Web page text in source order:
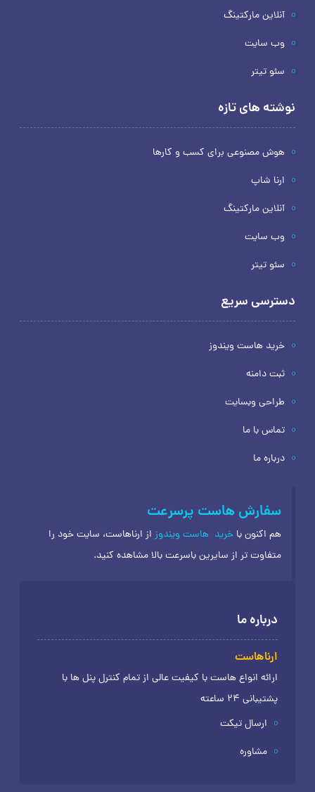
آنلاین مارکتینگ
وب سایت
سئو تیتر
نوشته های تازه
هوش مصنوعی برای کسب و کارها
ارنا شاپ
آنلاین مارکتینگ
وب سایت
سئو تیتر
دسترسی سریع
خرید هاست ویندوز
ثبت دامنه
طراحی وبسایت
تماس با ما
درباره ما
سفارش هاست پرسرعت
هم اکنون با خرید هاست ویندوزاز ارناهاست، سایت خود را
متفاوت تر از سایرین باسرعت بالا مشاهده کنید.
درباره ما
ارناهاست
ارائه انواع هاست با کیفیت عالی از تمام کنترل پنل ها با
پشتیبانی 24 ساعته
ارسال تیکت
مشاوره